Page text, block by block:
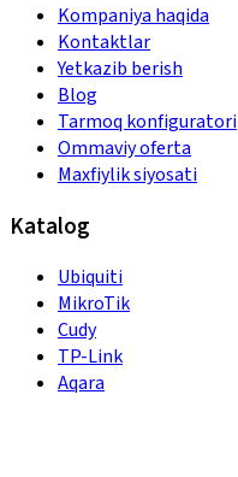
Kompaniya haqida
Kontaktlar
Yetkazib berish
Blog
Tarmoq konfiguratori
Ommaviy oferta
Maxfiylik siyosati
Katalog
Ubiquiti
MikroTik
Cudy
TP-Link
Aqara